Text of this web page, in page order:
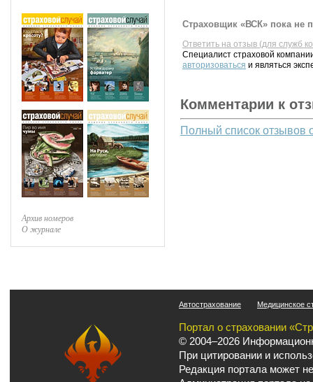
Архив номеров
О журнале
Страховщик «ВСК» пока не
Ответить на отзыв (для служб
Специалист страховой
авторизоваться и являться
Комментарии к
Полный список отзывов
Автострахование Медицинское
Портал о страховании
© 2004–2026
При цитировании и
Редакция портала может